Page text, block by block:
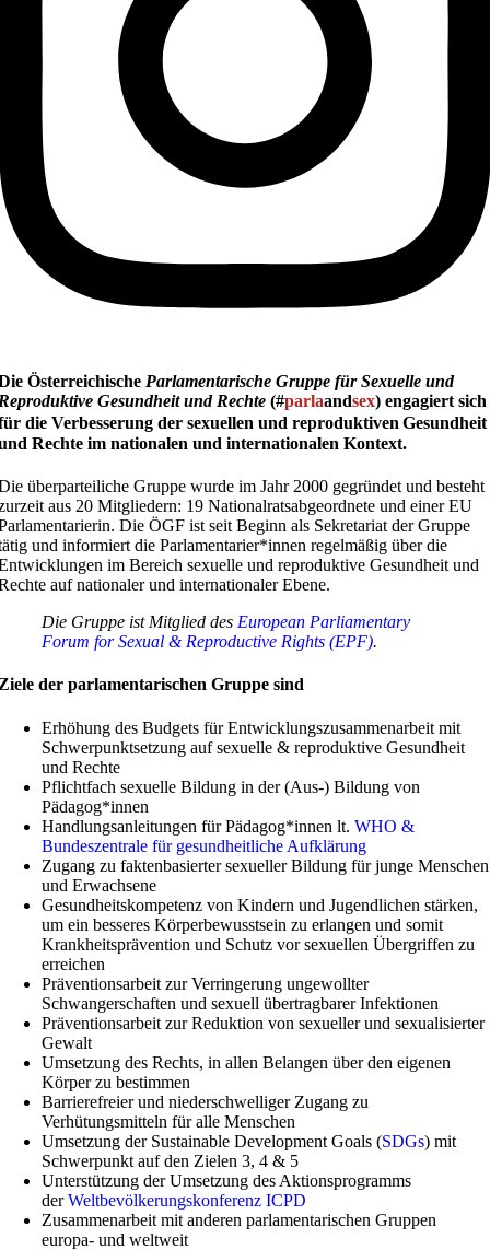
Österreichische Parlamentarische Gruppe für Sexuelle und
Gesundheit und Rechte (#parlaandsex) engagiert sich
die Verbesserung der sexuellen und reproduktiven Gesundheit
Rechte im nationalen und internationalen Kontext.
überparteiliche Gruppe wurde im Jahr 2000 gegründet und besteht
aus 20 Mitgliedern: 19 Nationalratsabgeordnete und einer EU
Die ÖGF ist seit Beginn als Sekretariat der Gruppe
und informiert die Parlamentarier*innen regelmäßig über die
im Bereich sexuelle und reproduktive Gesundheit und
auf nationaler und internationaler Ebene.
Die Gruppe ist Mitglied des European Parliamentary
Forum for Sexual & Reproductive Rights (EPF).
der parlamentarischen Gruppe sind
Erhöhung des Budgets für Entwicklungszusammenarbeit mit
Schwerpunktsetzung auf sexuelle & reproduktive Gesundheit
und Rechte
Pflichtfach sexuelle Bildung in der (Aus-) Bildung von
Pädagog*innen
Handlungsanleitungen für Pädagog*innen lt. WHO &
Bundeszentrale für gesundheitliche Aufklärung
Zugang zu faktenbasierter sexueller Bildung für junge Menschen
und Erwachsene
Gesundheitskompetenz von Kindern und Jugendlichen stärken,
um ein besseres Körperbewusstsein zu erlangen und somit
Krankheitsprävention und Schutz vor sexuellen Übergriffen zu
erreichen
Präventionsarbeit zur Verringerung ungewollter
Schwangerschaften und sexuell übertragbarer Infektionen
Präventionsarbeit zur Reduktion von sexueller und sexualisierter
Gewalt
Umsetzung des Rechts, in allen Belangen über den eigenen
Körper zu bestimmen
Barrierefreier und niederschwelliger Zugang zu
Verhütungsmitteln für alle Menschen
Umsetzung der Sustainable Development Goals (SDGs) mit
Schwerpunkt auf den Zielen 3, 4 & 5
Unterstützung der Umsetzung des Aktionsprogramms
derWeltbevölkerungskonferenz ICPD
Zusammenarbeit mit anderen parlamentarischen Gruppen
europa- und weltweit